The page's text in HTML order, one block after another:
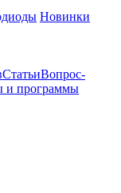
Новинки
СтатьиВопрос-
и программы